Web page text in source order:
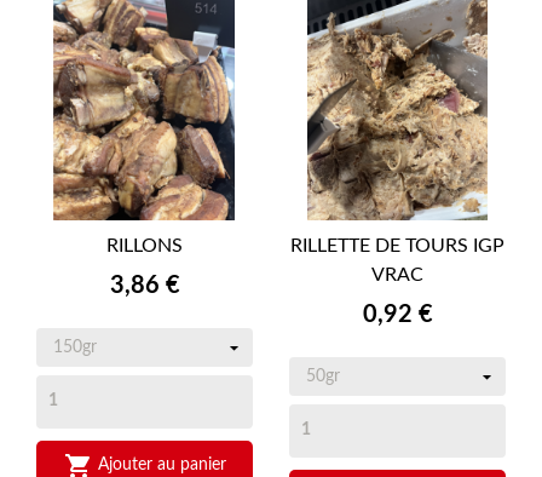
RILLONS
Prix
3,86 €
 Ajouter au panier
RILLETTE DE TOURS IGP
VRAC
Prix
0,92 €